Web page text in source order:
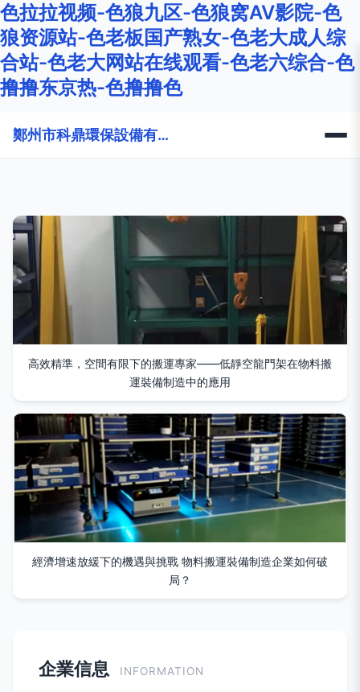
色拉拉视频-色狼九区-色狼窝AV影院-色
狼资源站-色老板国产熟女-色老大成人综
合站-色老大网站在线观看-色老六综合-色
撸撸东京热-色撸撸色
鄭州市科鼎環保設備有限公司
高效精準，空間有限下的搬運專家——低靜空龍門架在物料搬
運裝備制造中的應用
經濟增速放緩下的機遇與挑戰 物料搬運裝備制造企業如何破
局？
企業信息 INFORMATION